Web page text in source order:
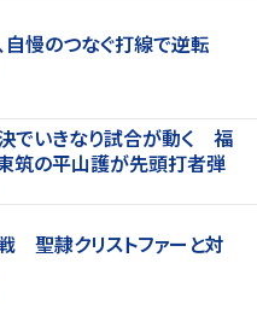
自慢のつなぐ打線で逆転
でいきなり試合が動く 福
筑の平山護が先頭打者弾
聖隷クリストファーと対